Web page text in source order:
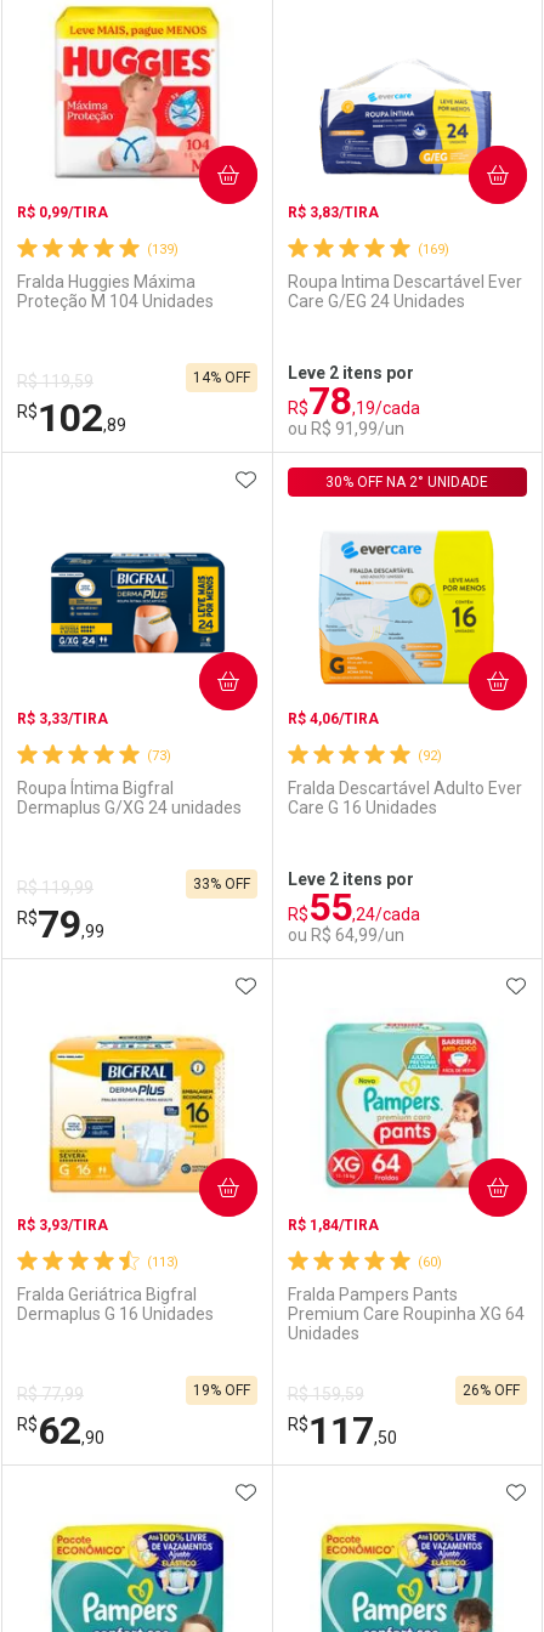
Laboratório
Comprar sem Desconto
Por R$ 119,90/cada
Por Menos
Comprar sem Desconto
Por R$ 119,90/cada
Comprar sem Desconto
Por R$ 84,99/cada
Comprar sem Desconto
Por R$ 84,99/cada
(139)
R$ 0,99/TIRA
Fralda Huggies Máxima
Proteção M 104 Unidades
R$ 119,59
R$102,89
14% OFF
COMPRAR
Laboratório
Comprar sem Desconto
Por R$ 102,89/cada
Por Menos
Comprar sem Desconto
Por R$ 102,89/cada
(169)
R$ 3,83/TIRA
Roupa Intima Descartável Ever
Care G/EG 24 Unidades
Leve 2 itens por
R$78,19/cada
ou R$ 91,99/un
COMPRAR
Laboratório
Comprar sem Desconto
Por R$ 91,99/cada
Por Menos
Comprar sem Desconto
Por R$ 91,99/cada
(73)
R$ 3,33/TIRA
Roupa Íntima Bigfral
Dermaplus G/XG 24 unidades
R$ 119,99
R$79,99
33% OFF
ADICIONAR AOS FAVORITOS
COMPRAR
Laboratório
Comprar sem Desconto
Por R$ 79,99/cada
Por Menos
Comprar sem Desconto
Por R$ 79,99/cada
(92)
R$ 4,06/TIRA
Fralda Descartável Adulto Ever
Care G 16 Unidades
30% OFF NA 2° UNIDADE
Leve 2 itens por
R$55,24/cada
ou R$ 64,99/un
COMPRAR
Laboratório
Comprar sem Desconto
Por R$ 64,99/cada
Por Menos
Comprar sem Desconto
Por R$ 64,99/cada
(113)
R$ 3,93/TIRA
Fralda Geriátrica Bigfral
Dermaplus G 16 Unidades
R$ 77,99
R$62,90
19% OFF
ADICIONAR AOS FAVORITOS
COMPRAR
Laboratório
Por Menos
(60)
R$ 1,84/TIRA
Fralda Pampers Pants
Premium Care Roupinha XG 64
Unidades
R$ 159,59
R$117,50
26% OFF
COMPRAR
Laboratório
Por Menos
ADICIONAR AOS FAVORITOS